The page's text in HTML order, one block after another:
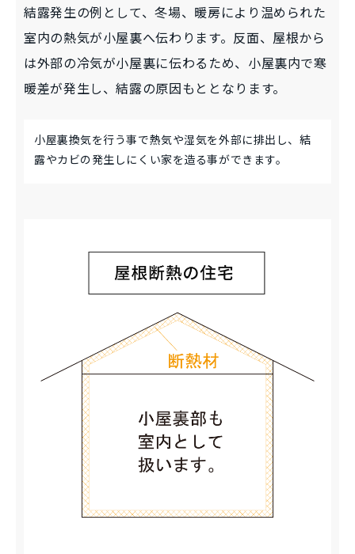
結露発生の例として、冬場、暖房により温められた
室内の熱気が小屋裏へ伝わります。反面、屋根から
は外部の冷気が小屋裏に伝わるため、小屋裏内で寒
暖差が発生し、結露の原因もととなります。
小屋裏換気を行う事で熱気や湿気を外部に排出し、結
露やカビの発生しにくい家を造る事ができます。